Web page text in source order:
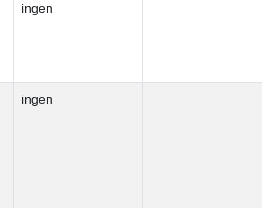
ingen
ingen